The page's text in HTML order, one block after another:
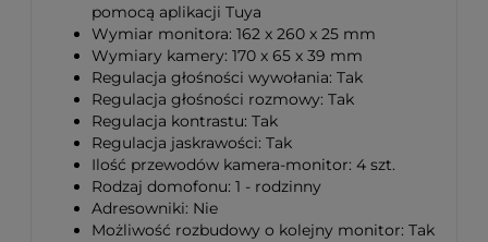
pomocą aplikacji Tuya
Wymiar monitora: 162 x 260 x 25 mm
Wymiary kamery: 170 x 65 x 39 mm
Regulacja głośności wywołania: Tak
Regulacja głośności rozmowy: Tak
Regulacja kontrastu: Tak
Regulacja jaskrawości: Tak
Ilość przewodów kamera-monitor: 4 szt.
Rodzaj domofonu: 1 - rodzinny
Adresowniki: Nie
Możliwość rozbudowy o kolejny monitor: Tak